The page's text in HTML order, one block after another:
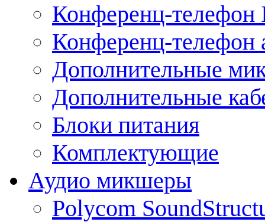
Конференц-телефон
Конференц-телефон
Дополнительные
Дополнительные
Блоки питания
Комплектующие
Аудио микшеры
Polycom